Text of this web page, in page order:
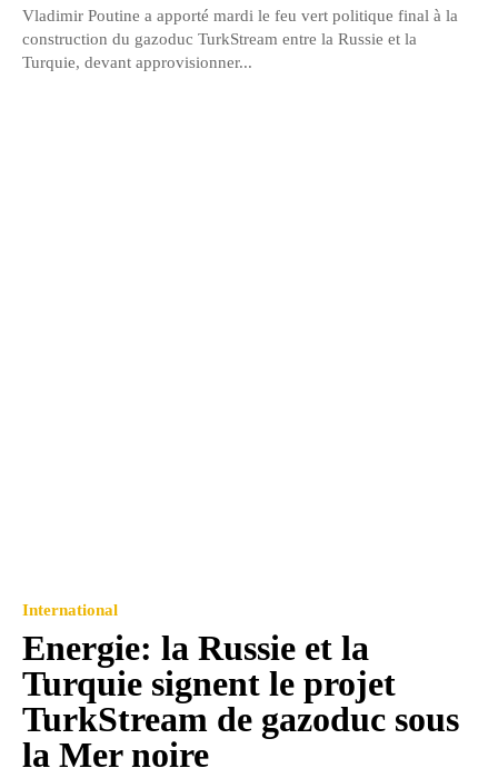
Vladimir Poutine a apporté mardi le feu vert politique final à la
construction du gazoduc TurkStream entre la Russie et la
Turquie, devant approvisionner...
International
Energie: la Russie et la
Turquie signent le projet
TurkStream de gazoduc sous
la Mer noire